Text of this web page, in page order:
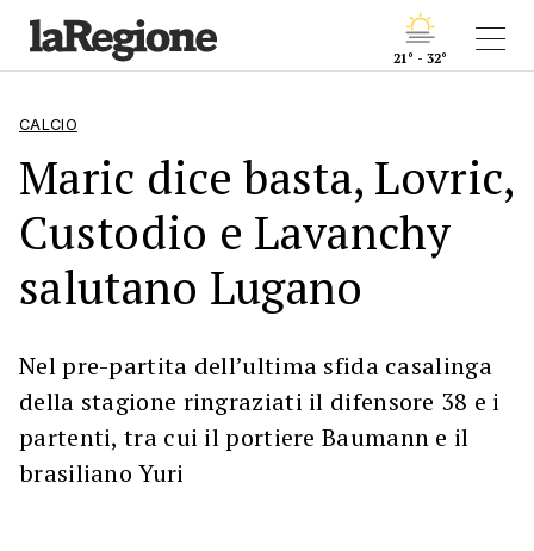
21° - 32°
CALCIO
Maric dice basta, Lovric,
Custodio e Lavanchy
salutano Lugano
Nel pre-partita dell’ultima sfida casalinga
della stagione ringraziati il difensore 38 e i
partenti, tra cui il portiere Baumann e il
brasiliano Yuri